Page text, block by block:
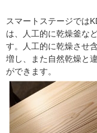
スマートステージでは
は、人工的に乾燥釜な
す。人工的に乾燥させ
増し、また自然乾燥と
ができます。